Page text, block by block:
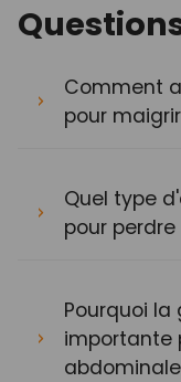
Comment
pour
Quel type
pour
Pourquoi
importante